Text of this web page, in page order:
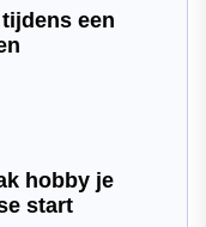
een
hobby je
start